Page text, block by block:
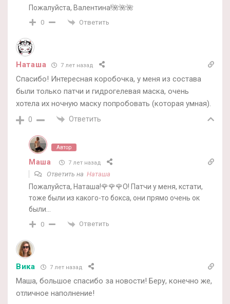
Пожалуйста, Валентина!🌺🌺🌺
0 Ответить
Наташа 7 лет назад
Спасибо! Интересная коробочка, у меня из состава
были только патчи и гидрогелевая маска, очень
хотела их ночную маску попробовать (которая умная).
0 Ответить
Автор
Маша 7 лет назад
Ответить на Наташа
Пожалуйста, Наташа!🌹🌹🌹О! Патчи у меня, кстати,
тоже были из какого-то бокса, они прямо очень ок
были…
0 Ответить
Вика 7 лет назад
Маша, большое спасибо за новости! Беру, конечно же,
отличное наполнение!